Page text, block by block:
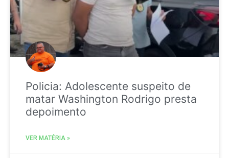
Policia: Adolescente suspeito de
matar Washington Rodrigo presta
depoimento
VER MATÉRIA »